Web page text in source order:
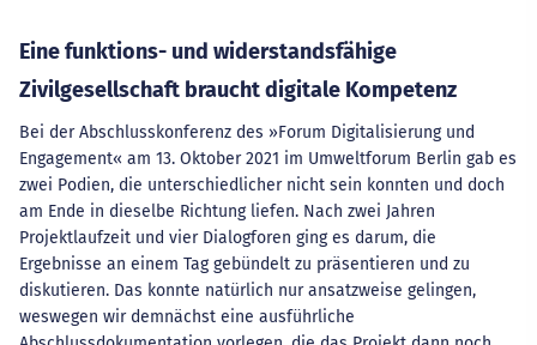
Eine funktions- und widerstandsfähige
Zivilgesellschaft braucht digitale Kompetenz
Bei der Abschlusskonferenz des »Forum Digitalisierung und
Engagement« am 13. Oktober 2021 im Umweltforum Berlin gab es
zwei Podien, die unterschiedlicher nicht sein konnten und doch
am Ende in dieselbe Richtung liefen. Nach zwei Jahren
Projektlaufzeit und vier Dialogforen ging es darum, die
Ergebnisse an einem Tag gebündelt zu präsentieren und zu
diskutieren. Das konnte natürlich nur ansatzweise gelingen,
weswegen wir demnächst eine ausführliche